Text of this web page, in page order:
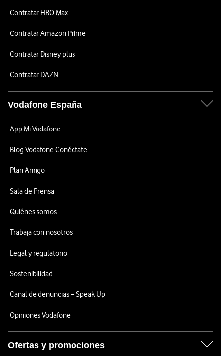
Contratar HBO Max
Contratar Amazon Prime
Contratar Disney plus
Contratar DAZN
Vodafone España
App Mi Vodafone
Blog Vodafone Conéctate
Plan Amigo
Sala de Prensa
Quiénes somos
Trabaja con nosotros
Legal y regulatorio
Sostenibilidad
Canal de denuncias – Speak Up
Opiniones Vodafone
Ofertas y promociones